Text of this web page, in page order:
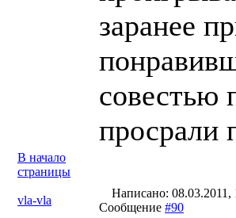
заранее
совестью
просрали
В начало
страницы
vla-vla
Написано: 08.03.2011,
Сообщение #90